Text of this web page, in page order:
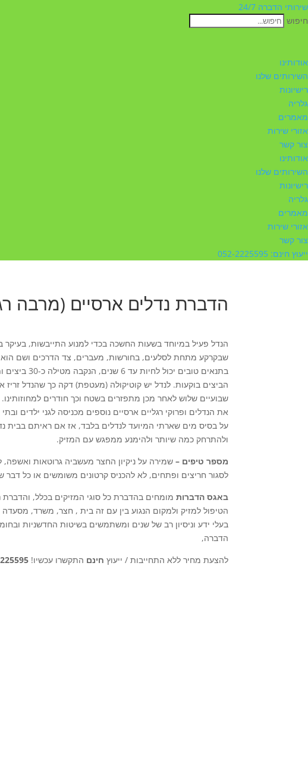
שירותי הדברה 24/7
חיפוש
אודותינו
השירותים שלנו
רישיונות
גלריה
מאמרים
אזורי שירות
צור קשר
אודותינו
השירותים שלנו
רישיונות
גלריה
מאמרים
אזורי שירות
צור קשר
ייעוץ חינם: 052-2225595
הדברת נדלים ארסיים (מרבה
הנדל פעיל במיוחד בשעות החשכה בכדי למנוע התייבשות,
בתנאים
הביצים בוקעות. לנדל יש קוטיקולה (מעטפת) דקה כך שהנדל זריז
שבועיים שלוש לאחר מכן מתפזרים בשטח וכך חודרים
את הנדלים ופרוקי רגליים ארסיים נוספים מכניסה לגני
על בסיס מים שארתי המיועד לנדלים בלבד, אז אם ראיתם בבית
ולהתרחק כמה שיותר ולהימנע ממפגש עם המזיק.
מספר טיפים –שמירה על ניקיון החצר מעשביה גרוטאות
לסגור חריצים ופתחים, לא להכניס קרטונים משומשים או כל דבר
באגס הדברות מומחים בהדברת כל סוגי המזיקים בכלל,
הטיפול למזיק ולמקום הנגוע בין עם זה בית , חצר, משרד,
בעלי ידע וניסיון רב של שנים ומשתמשים בשיטות החדשניות
הדברה,
להצעת מחיר ללא התחייבות / ייעוץ חינם התקשרו עכשיו!